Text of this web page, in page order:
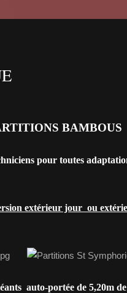
BAMBOUS
pour toutes
extérieur jour ou
auto-portée de 5,20m